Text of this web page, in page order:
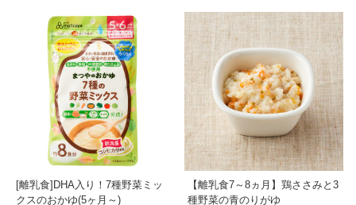
[離乳食]DHA入り！7種野菜ミッ
クスのおかゆ(5ヶ月～)
【離乳食7～8ヵ月】鶏ささみと3
種野菜の青のりがゆ